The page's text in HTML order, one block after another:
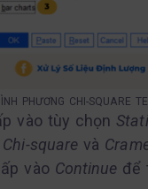
PHƯƠNG CHI-SQUARE
vào tùy chọn
Chi-square và
vào Continue để